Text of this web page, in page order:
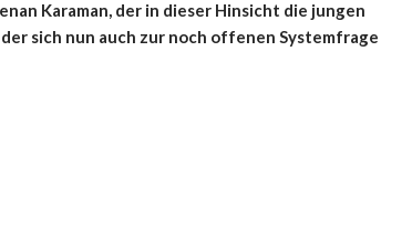
Karaman, der in dieser Hinsicht die jungen
sich nun auch zur noch offenen Systemfrage